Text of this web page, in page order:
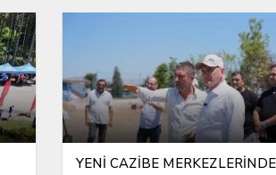
YENİ CAZİBE MERKEZLERİNDE